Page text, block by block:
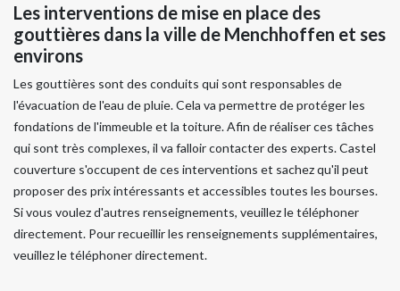
Les interventions de mise en place des
gouttières dans la ville de Menchhoffen et ses
environs
Les gouttières sont des conduits qui sont responsables de
l'évacuation de l'eau de pluie. Cela va permettre de protéger les
fondations de l'immeuble et la toiture. Afin de réaliser ces tâches
qui sont très complexes, il va falloir contacter des experts. Castel
couverture s'occupent de ces interventions et sachez qu'il peut
proposer des prix intéressants et accessibles toutes les bourses.
Si vous voulez d'autres renseignements, veuillez le téléphoner
directement. Pour recueillir les renseignements supplémentaires,
veuillez le téléphoner directement.